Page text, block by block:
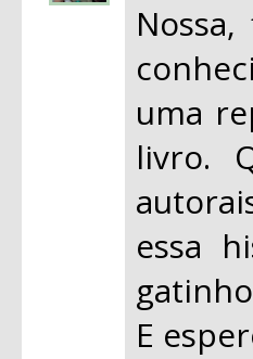
uma
livro.
essa
E